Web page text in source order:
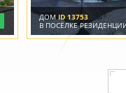
ДОМID 13753
В ПОСЁЛКЕ